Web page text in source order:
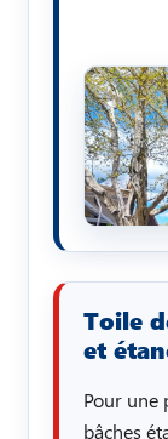
Toile
et
Pour une
bâches